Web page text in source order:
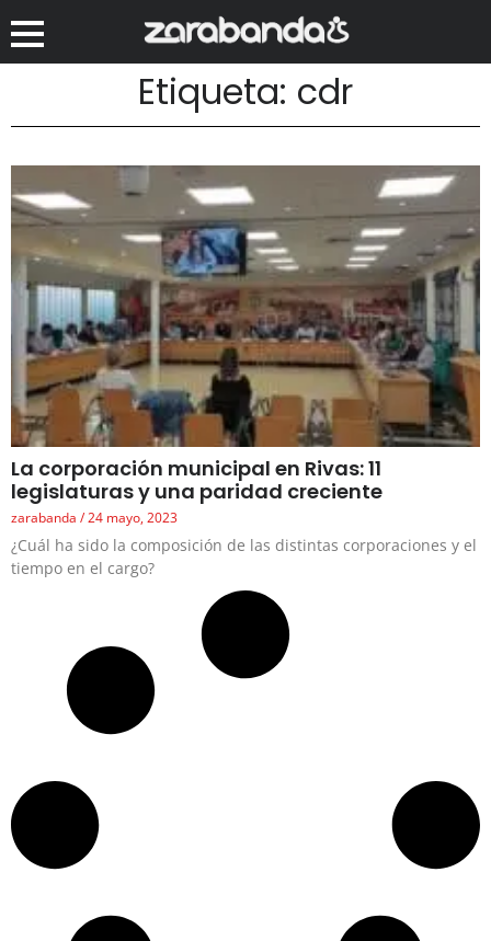
Etiqueta: cdr
La corporación municipal en Rivas: 11
legislaturas y una paridad creciente
zarabanda 24 mayo, 2023
¿Cuál ha sido la composición de las distintas corporaciones y el
tiempo en el cargo?